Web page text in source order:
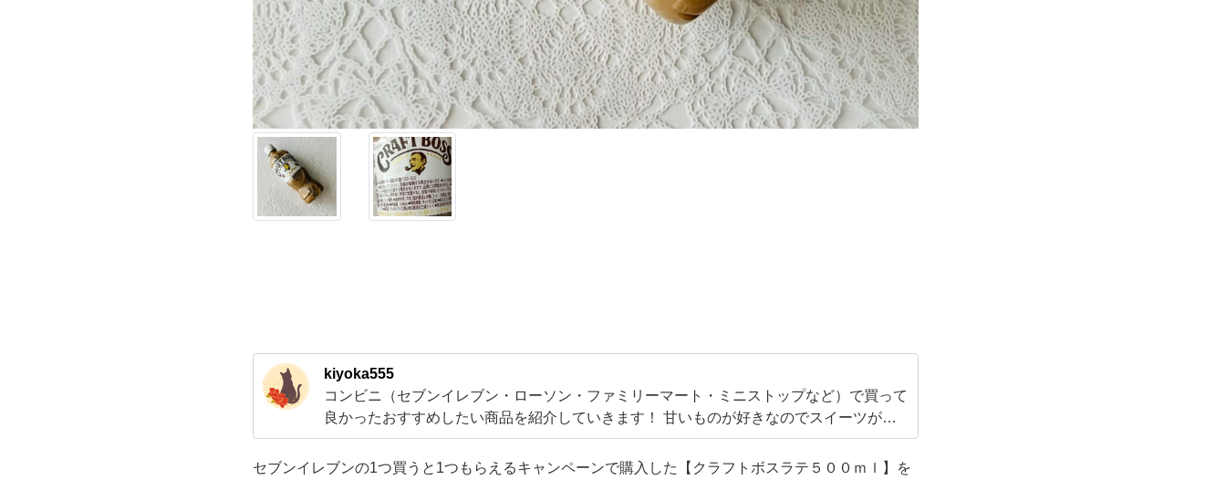
も
ら
え
る
キ
ー
ン
で
kiyoka555
コンビニ（セブンイレブン・ローソン・ファミリーマート・ミニストップなど）で買って
良かったおすすめしたい商品を紹介していきます！ 甘いものが好きなのでスイーツがメ
インになりますけど、新商品も気になるので季節限定やキャラクターなどとのコラボ商品
といった期間限定の食品や飲料とかも試してみるつもりです！ 時
セブンイレブンの1つ買うと1つもらえるキャンペーンで購入した【クラフトボスラテ５００ｍｌ】を